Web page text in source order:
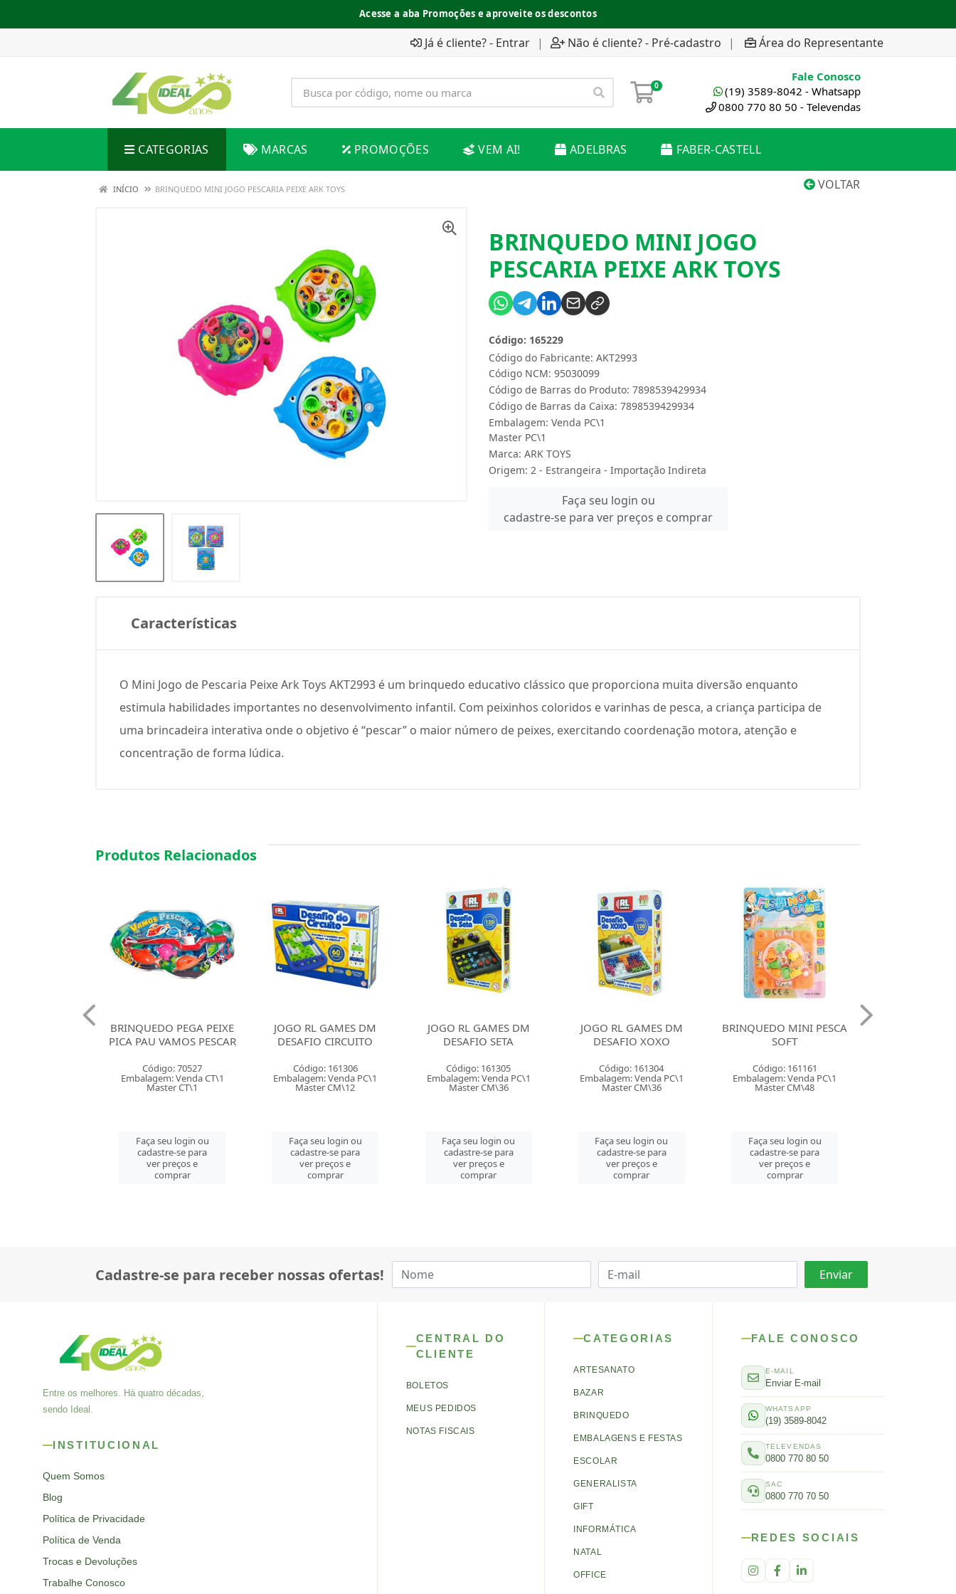
Acesse a aba Promoções e aproveite os descontos
Já é cliente? - Entrar | Não é cliente? - Pré-cadastro | Área do Representante
0
Fale Conosco
(19) 3589-8042 - Whatsapp
0800 770 80 50 - Televendas
CATEGORIAS MARCAS PROMOÇÕES VEM AI! ADELBRAS FABER-CASTELL
VOLTAR
INÍCIO BRINQUEDO MINI JOGO PESCARIA PEIXE ARK TOYS
BRINQUEDO MINI JOGO
PESCARIA PEIXE ARK TOYS
Código do Fabricante: AKT2993
Código: 165229
Código NCM: 95030099
Código de Barras do Produto: 7898539429934
Código de Barras da Caixa: 7898539429934
Embalagem: Venda PC\1
Master PC\1
Marca: ARK TOYS
Origem: 2 - Estrangeira - Importação Indireta
Faça seu login ou
cadastre-se para ver preços e comprar
Características
O Mini Jogo de Pescaria Peixe Ark Toys AKT2993 é um brinquedo educativo clássico que proporciona muita diversão enquanto
estimula habilidades importantes no desenvolvimento infantil. Com peixinhos coloridos e varinhas de pesca, a criança participa de
uma brincadeira interativa onde o objetivo é “pescar” o maior número de peixes, exercitando coordenação motora, atenção e
concentração de forma lúdica.
Produtos Relacionados
JOGO RL GAMES DM
DESAFIO CIRCUITO
Código: 161306
Embalagem: Venda PC\1
Master CM\12
Faça seu login ou
cadastre-se para
ver preços e
comprar
JOGO RL GAMES DM
DESAFIO SETA
Código: 161305
Embalagem: Venda PC\1
Master CM\36
Faça seu login ou
cadastre-se para
ver preços e
comprar
JOGO RL GAMES DM
DESAFIO XOXO
Código: 161304
Embalagem: Venda PC\1
Master CM\36
Faça seu login ou
cadastre-se para
ver preços e
comprar
BRINQUEDO MINI PESCA
SOFT
Código: 161161
Embalagem: Venda PC\1
Master CM\48
Faça seu login ou
cadastre-se para
ver preços e
comprar
JOGO RUMMIKUB GROW
Código: 101726
Embalagem: Venda PC\1
Master PC\1
Faça seu login ou
cadastre-se para
ver preços e
comprar
Cadastre-se para receber nossas ofertas!
Entre os melhores. Há quatro décadas,
sendo Ideal.
INSTITUCIONAL
Quem Somos
Blog
Política de Privacidade
Política de Venda
Trocas e Devoluções
Trabalhe Conosco
CENTRAL DO
CLIENTE
BOLETOS
MEUS PEDIDOS
NOTAS FISCAIS
CATEGORIAS
ARTESANATO
BAZAR
BRINQUEDO
EMBALAGENS E FESTAS
ESCOLAR
GENERALISTA
GIFT
INFORMÁTICA
NATAL
OFFICE
FALE CONOSCO
E-MAIL
Enviar E-mail
WHATSAPP
(19) 3589-8042
TELEVENDAS
0800 770 80 50
SAC
0800 770 70 50
REDES SOCIAIS